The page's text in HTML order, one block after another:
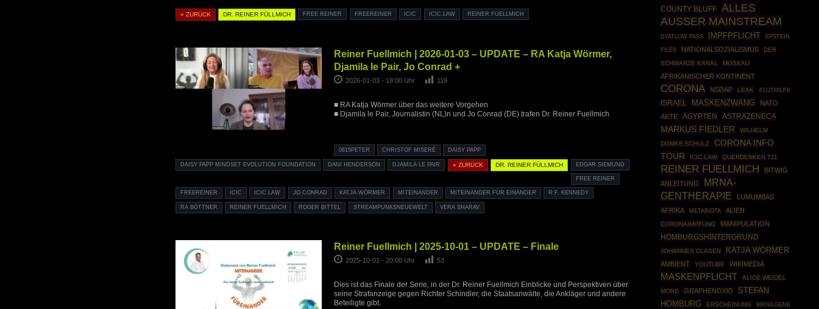
« ZURÜCK DR. REINER FÜLLMICH FREE REINER FREEREINER ICIC ICIC.LAW REINER FUELLMICH
Reiner Fuellmich | 2026-01-03 – UPDATE – RA Katja Wörmer,
Djamila le Pair, Jo Conrad +
2026-01-03 - 18:00 Uhr 119
■ RA Katja Wörmer über das weitere Vorgehen
■ Djamila le Pair, Journalistin (NL)n und Jo Conrad (DE) trafen Dr. Reiner Fuellmich
0815PETER CHRISTOF MISERÉ DAISY PAPP
DAISY PAPP MINDSET EVOLUTION FOUNDATION DANI HENDERSON DJAMILA LE PAIR « ZURÜCK DR. REINER FÜLLMICH EDGAR SIEMUND
FREE REINER
FREEREINER ICIC ICIC.LAW JO CONRAD KATJA WÖRMER MITEINANDER MITEINANDER FÜR EINANDER R.F. KENNEDY
RA BÖTTNER REINER FUELLMICH ROGER BITTEL STREAMPUNKSNEUEWELT VERA SHARAV
Reiner Fuellmich | 2025-10-01 – UPDATE – Finale
2025-10-01 - 20:00 Uhr 53
Dies ist das Finale der Serie, in der Dr. Reiner Fuellmich Einblicke und Perspektiven über
seine Strafanzeige gegen Richter Schindler, die Staatsanwälte, die Ankläger und andere
Beteiligte gibt.
COUNTY BLUFF ALLES
AUSSER MAINSTREAM
DYATLOW PASS IMPFPFLICHT
EPSTEIN
FILES
NATIONALSOZIALISMUS
DER
SCHWARZE KANAL
MOSKAU
AFRIKANISCHER KONTINENT
CORONA NSDAP LEAK FLUTHILFE
ISRAEL MASKENZWANG
NATO
AKTE
ÄGYPTEN ASTRAZENECA
MARKUS FIEDLER
WILHELM
DOMKE-SCHULZ
CORONA INFO
TOUR
ICIC.LAW QUERDENKEN 711
REINER FUELLMICH
BITWIG
ANLEITUNG
MRNA-
GENTHERAPIE
LUMUMBAS
AFRIKA
METABIOTA ALIEN
CORONAIMPFUNG MANIPULATION
HOMBURGSHINTERGRUND
JOHANNES CLASEN KATJA WÖRMER
AMBIENT YOUTUBE WIKIMEDIA
MASKENPFLICHT
ALICE WEIDEL
MORD
GRAPHENOXID
STEFAN
HOMBURG
ERSCHEINUNG
MRNA GENE